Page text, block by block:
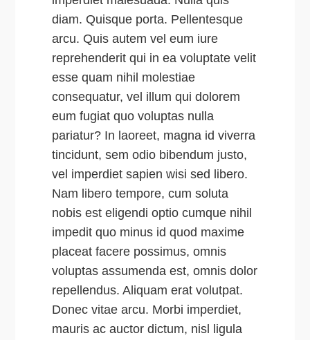
diam. Quisque porta. Pellentesque
arcu. Quis autem vel eum iure
reprehenderit qui in ea voluptate velit
esse quam nihil molestiae
consequatur, vel illum qui dolorem
eum fugiat quo voluptas nulla
pariatur? In laoreet, magna id viverra
tincidunt, sem odio bibendum justo,
vel imperdiet sapien wisi sed libero.
Nam libero tempore, cum soluta
nobis est eligendi optio cumque nihil
impedit quo minus id quod maxime
placeat facere possimus, omnis
voluptas assumenda est, omnis dolor
repellendus. Aliquam erat volutpat.
Donec vitae arcu. Morbi imperdiet,
mauris ac auctor dictum, nisl ligula